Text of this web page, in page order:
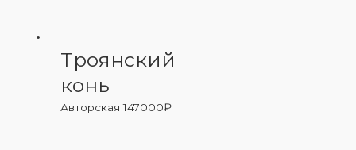
Троянский
конь
Авторская147000₽